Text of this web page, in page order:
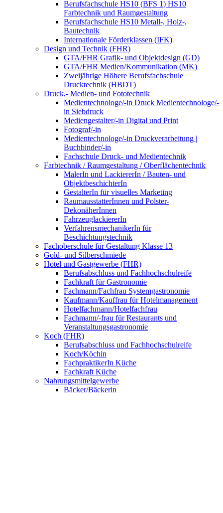
Berufsfachschule HS10 (BFS 1) HS10
Farbtechnik und Raumgestaltung
Berufsfachschule HS10 Metall-, Holz-,
Bautechnik
Internationale Förderklassen (IFK)
Design und Technik (FHR)
GTA/FHR Grafik- und Objektdesign (GD)
GTA/FHR Medien/Kommunikation (MK)
Zweijährige Höhere Berufsfachschule
Drucktechnik (HBDT)
Druck,- Medien- und Fototechnik
Medientechnologe/-in Druck Medientechnologe/-
in Siebdruck
Mediengestalter/-in Digital und Print
Fotograf/-in
Medientechnologe/-in Druckverarbeitung |
Buchbinder/-in
Fachschule Druck- und Medientechnik
Farbtechnik / Raumgestaltung / Oberflächentechnik
MalerIn und LackiererIn / Bauten- und
ObjektbeschichterIn
GestalterIn für visuelles Marketing
RaumausstatterInnen und Polster-
DekonäherInnen
FahrzeuglackiererIn
VerfahrensmechanikerIn für
Beschichtungstechnik
Fachoberschule für Gestaltung Klasse 13
Gold- und Silberschmiede
Hotel und Gastgewerbe (FHR)
Berufsabschluss und Fachhochschulreife
Fachkraft für Gastronomie
Fachmann/Fachfrau Systemgastronomie
Kaufmann/Kauffrau für Hotelmanagement
Hotelfachmann/Hotelfachfrau
Fachmann/-frau für Restaurants und
Veranstaltungsgastronomie
Koch (FHR)
Berufsabschluss und Fachhochschulreife
Koch/Köchin
FachpraktikerIn Küche
Fachkraft Küche
Nahrungsmittelgewerbe
Bäcker/Bäckerin